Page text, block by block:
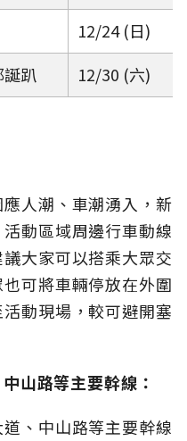
12/24 (日)
趴
12/30 (六)
人潮、車潮湧入，新
動區域周邊行車動線
大家可以搭乘大眾交
可將車輛停放在外圍
動現場，較可避開塞
山路等主要幹線：
、中山路等主要幹線